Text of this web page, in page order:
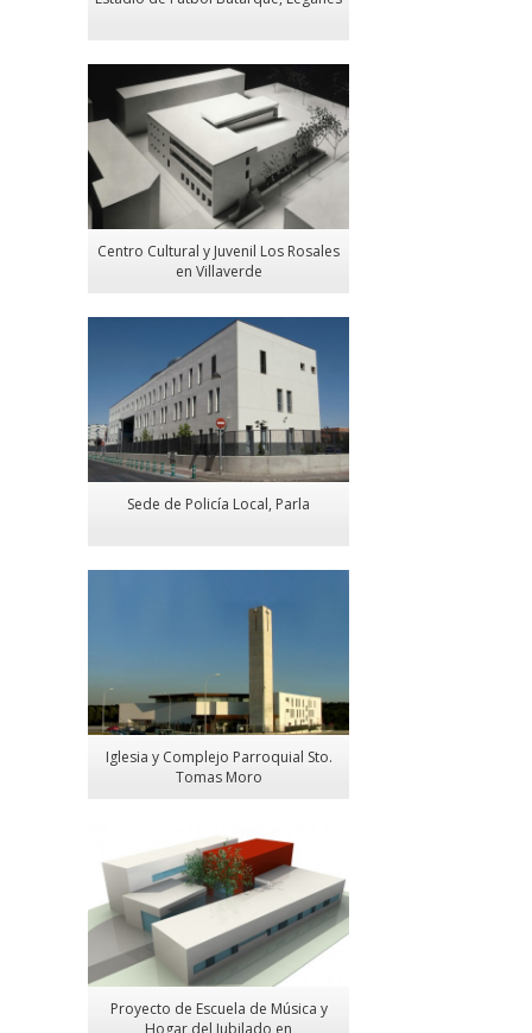
Centro Cultural y Juvenil Los Rosales
en Villaverde
Sede de Policía Local, Parla
Iglesia y Complejo Parroquial Sto.
Tomas Moro
Proyecto de Escuela de Música y